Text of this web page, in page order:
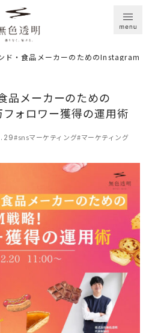
ド・食品メーカーのためのInstagram戦
品​メーカーの​ための​
ォロワー獲得の​運用術
#snsマーケティング#マーケティング